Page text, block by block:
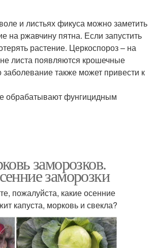
и листьях фикуса можно заметить
на ржавчину пятна. Если запустить
растение. Церкоспороз – на
листа появляются крошечные
также может привести к
обрабатывают фунгицидным
заморозков.
заморозки
пожалуйста, какие осенние
капуста, морковь и свекла?